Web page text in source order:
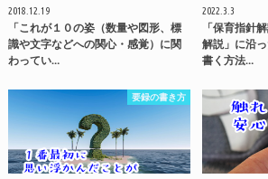
2018.12.19
「これが１０の姿（数量や図形、標
識や文字などへの関心・感覚）に関
わってい…
2022.3.3
「保育指針
解説」に沿
書く方法…
要録の書き方